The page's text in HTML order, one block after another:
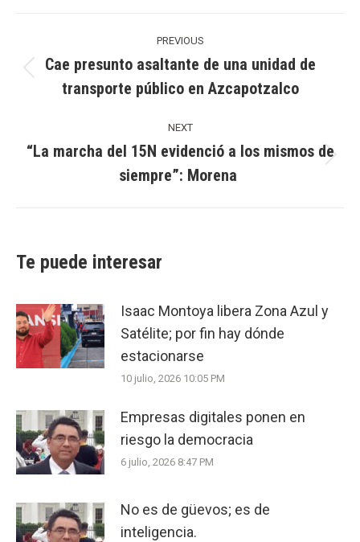
PREVIOUS
post:
Cae presunto asaltante de una unidad de
transporte público en Azcapotzalco
NEXT
post:
“La marcha del 15N evidenció a los mismos de
siempre”: Morena
Te puede interesar
Isaac Montoya libera Zona Azul y
Satélite; por fin hay dónde
estacionarse
10 julio, 2026 10:05 PM
Empresas digitales ponen en
riesgo la democracia
6 julio, 2026 8:47 PM
No es de güevos; es de
inteligencia.